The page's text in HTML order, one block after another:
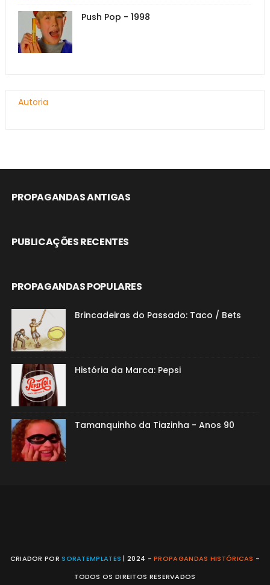
Push Pop - 1998
Autoria
PROPAGANDAS ANTIGAS
PUBLICAÇÕES RECENTES
PROPAGANDAS POPULARES
Brincadeiras do Passado: Taco / Bets
História da Marca: Pepsi
Tamanquinho da Tiazinha - Anos 90
CRIADOR PORSORATEMPLATES | 2024 -PROPAGANDAS HISTÓRICAS -
TODOS OS DIREITOS RESERVADOS